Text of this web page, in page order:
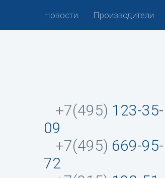
Новости Производители
+7(495) 123-35-
09
+7(495) 669-95-
72